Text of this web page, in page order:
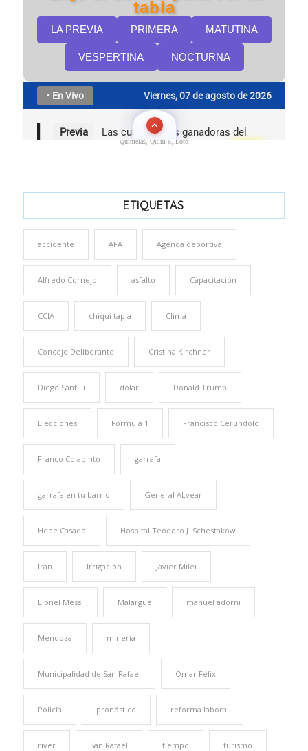
Quinielas, Quini 6, Loto
ETIQUETAS
accidente AFA Agenda deportiva
Alfredo Cornejo asfalto Capacitación
CCIA chiqui tapia Clima
Concejo Deliberante Cristina Kirchner
Diego Santilli dolar Donald Trump
Elecciones Formula 1 Francisco Cerúndolo
Franco Colapinto garrafa
garrafa en tu barrio General ALvear
Hebe Casado Hospital Teodoro J. Schestakow
Iran Irrigación Javier Milei
Lionel Messi Malargüe manuel adorni
Mendoza minería
Municipalidad de San Rafael Omar Félix
Policía pronóstico reforma laboral
river San Rafael tiempo turismo